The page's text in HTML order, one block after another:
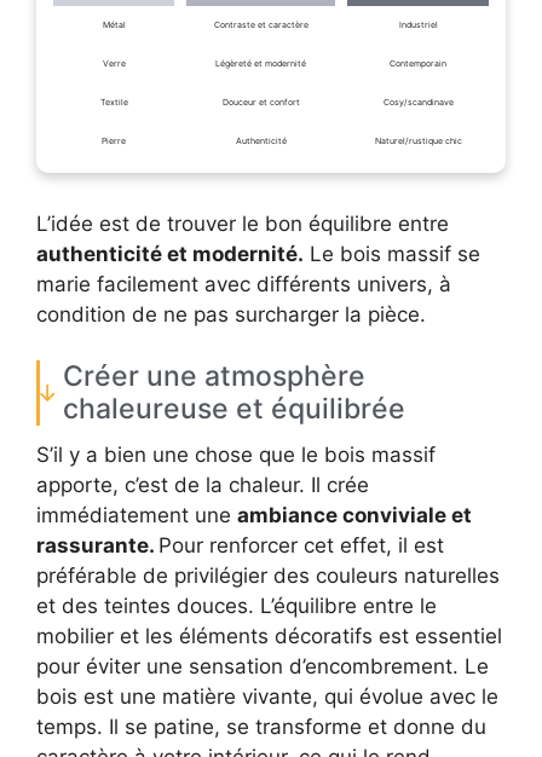
Métal Contraste et caractère Industriel
Verre Légèreté et modernité Contemporain
Textile Douceur et confort Cosy/scandinave
Pierre Authenticité Naturel/rustique chic
L’idée est de trouver le bon équilibre entre
authenticité et modernité. Le bois massif se
marie facilement avec différents univers, à
condition de ne pas surcharger la pièce.
Créer une atmosphère
chaleureuse et équilibrée
S’il y a bien une chose que le bois massif
apporte, c’est de la chaleur. Il crée
immédiatement une ambiance conviviale et
rassurante. Pour renforcer cet effet, il est
préférable de privilégier des couleurs naturelles
et des teintes douces. L’équilibre entre le
mobilier et les éléments décoratifs est essentiel
pour éviter une sensation d’encombrement. Le
bois est une matière vivante, qui évolue avec le
temps. Il se patine, se transforme et donne du